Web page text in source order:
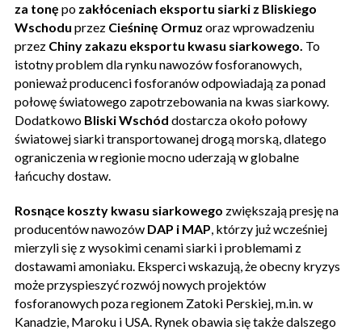
za tonę po zakłóceniach eksportu siarki z Bliskiego
Wschodu przez Cieśninę Ormuz oraz wprowadzeniu
przez Chiny zakazu eksportu kwasu siarkowego. To
istotny problem dla rynku nawozów fosforanowych,
ponieważ producenci fosforanów odpowiadają za ponad
połowę światowego zapotrzebowania na kwas siarkowy.
Dodatkowo Bliski Wschód dostarcza około połowy
światowej siarki transportowanej drogą morską, dlatego
ograniczenia w regionie mocno uderzają w globalne
łańcuchy dostaw.
Rosnące koszty kwasu siarkowego zwiększają presję na
producentów nawozów DAP i MAP, którzy już wcześniej
mierzyli się z wysokimi cenami siarki i problemami z
dostawami amoniaku. Eksperci wskazują, że obecny kryzys
może przyspieszyć rozwój nowych projektów
fosforanowych poza regionem Zatoki Perskiej, m.in. w
Kanadzie, Maroku i USA. Rynek obawia się także dalszego